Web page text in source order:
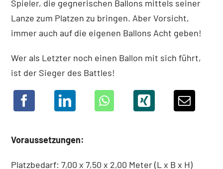
Spieler, die gegnerischen Ballons mittels seiner
Lanze zum Platzen zu bringen. Aber Vorsicht,
immer auch auf die eigenen Ballons Acht geben!
Wer als Letzter noch einen Ballon mit sich führt,
ist der Sieger des Battles!
Voraussetzungen:
Platzbedarf: 7,00 x 7,50 x 2,00 Meter (L x B x H)